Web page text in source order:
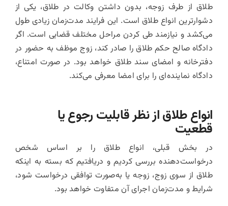
طلاق از طرف زوجه، بدون داشتن وکالت در طلاق، یکی از
دشوارترین انواع طلاق است. این فرایند مدت‌زمان زیادی طول
می‌کشد و نیازمند طی کردن مراحل مختلف قضایی است. اگر
دادگاه صالح حکم طلاق را صادر کند، زوج موظف به حضور در
دفترخانه و امضای سند طلاق خواهد بود. در صورت امتناع،
دادگاه نماینده‌ای را برای امضا معرفی می‌کند.
انواع طلاق از نظر قابلیت رجوع یا
قطعیت
در بخش قبلی، انواع طلاق را بر اساس شخص
درخواست‌دهنده بررسی کردیم و دریافتیم که بسته به اینکه
طلاق از سوی زوج، زوجه یا به‌صورت توافقی درخواست شود،
شرایط و مدت‌زمان اجرای آن متفاوت خواهد بود.